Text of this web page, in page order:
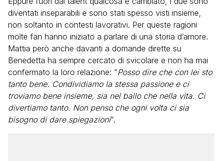
diventati inseparabili e sono stati spesso visti insieme,
non soltanto in contesti lavorativi. Per queste ragioni
molte fan hanno iniziato a parlare di una storia d’amore.
Mattia però anche davanti a domande dirette su
Benedetta ha sempre cercato di svicolare e non ha mai
confermato la loro relazione: “Posso dire che con lei sto
tanto bene. Condividiamo la stessa passione e ci
troviamo bene insieme, sia nel ballo che nella vita. Ci
divertiamo tanto. Non penso che ogni volta ci sia
bisogno di dare spiegazioni“.